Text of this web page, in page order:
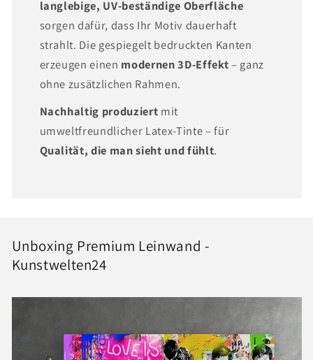
langlebige, UV-beständige Oberfläche
sorgen dafür, dass Ihr Motiv dauerhaft
strahlt. Die gespiegelt bedruckten Kanten
erzeugen einen modernen 3D-Effekt– ganz
ohne zusätzlichen Rahmen.
Nachhaltig produziert mit
umweltfreundlicher Latex-Tinte – für
Qualität, die man sieht und fühlt.
Unboxing Premium Leinwand -
Kunstwelten24